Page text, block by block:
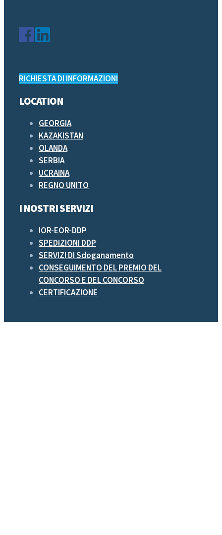
RICHIESTA DI INFORMAZIONI
LOCATION
GEORGIA
KAZAKISTAN
OLANDA
SERBIA
UCRAINA
REGNO UNITO
I NOSTRI SERVIZI
IOR-EOR-DDP
SPEDIZIONI DDP
SERVIZI DI Sdoganamento
CONSEGUIMENTO DEL PREMIO DEL
CONCORSO E DEL CONCORSO
CERTIFICAZIONE